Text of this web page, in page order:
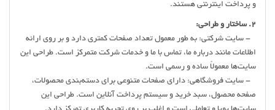
و پرداخت اینترنتی هستند.
2. ساختار و طراحی:
- سایت شرکتی: به طور معمول تعداد صفحات کمتری دارد و بر روی ارائه
اطلاعات مانند درباره ما، تماس با ما و خدمات شرکت متمرکز است. طراحی این
سایت‌ها معمولاً ساده و رسمی است.
- سایت فروشگاهی: دارای صفحات متنوعی برای دسته‌بندی محصولات،
صفحه محصول، سبد خرید و سیستم پرداخت آنلاین است. طراحی این